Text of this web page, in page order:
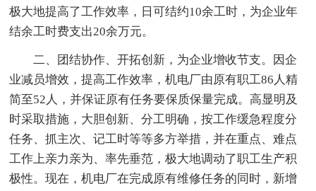
极大地提高了工作效率，日可结约10余工时，为企业年
结余工时费支出20余万元。
二、团结协作、开拓创新，为企业增收节支。因企
业减员增效，提高工作效率，机电厂由原有职工86人精
简至52人，并保证原有任务要保质保量完成。高显明及
时采取措施，大胆创新、分工明确，按工作缓急程度分
任务、抓主次、记工时等等多方举措，并在重点、难点
工作上亲力亲为、率先垂范，极大地调动了职工生产积
极性。现在，机电厂在完成原有维修任务的同时，新增